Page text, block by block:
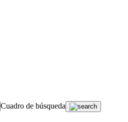
Cuadro de búsqueda